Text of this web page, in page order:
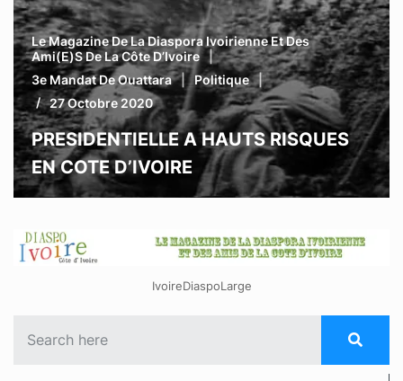
Le Magazine De La Diaspora Ivoirienne Et Des
Ami(e)s De La Côte D’Ivoire
3e Mandat De Ouattara
Politique
27 Octobre 2020
PRESIDENTIELLE A HAUTS RISQUES
EN COTE D’IVOIRE
IvoireDiaspoLarge